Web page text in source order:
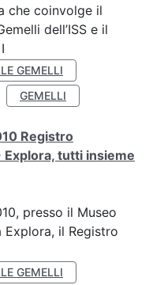
che coinvolge il
dell’ISS e il
GEMELLI
GEMELLI
Registro
Explora, tutti insieme
presso il Museo
Explora, il Registro
GEMELLI